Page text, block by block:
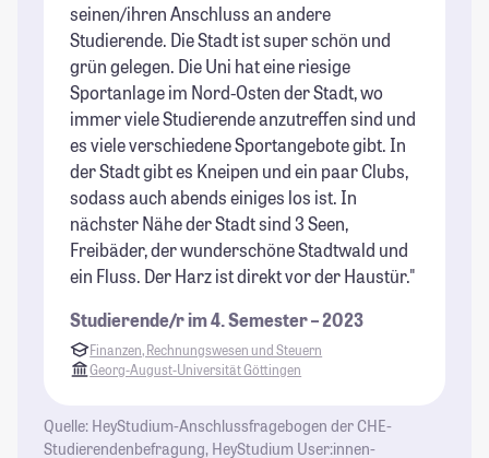
seinen/ihren Anschluss an andere
Studierende. Die Stadt ist super schön und
grün gelegen. Die Uni hat eine riesige
Sportanlage im Nord-Osten der Stadt, wo
immer viele Studierende anzutreffen sind und
es viele verschiedene Sportangebote gibt. In
der Stadt gibt es Kneipen und ein paar Clubs,
sodass auch abends einiges los ist. In
nächster Nähe der Stadt sind 3 Seen,
Freibäder, der wunderschöne Stadtwald und
ein Fluss. Der Harz ist direkt vor der Haustür."
Studierende/r im 4. Semester – 2023
Finanzen, Rechnungswesen und Steuern
Georg-August-Universität Göttingen
Quelle: HeyStudium-Anschlussfragebogen der CHE-
Studierendenbefragung, HeyStudium User:innen-